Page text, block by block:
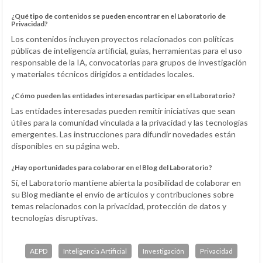
¿Qué tipo de contenidos se pueden encontrar en el Laboratorio de
Privacidad?
Los contenidos incluyen proyectos relacionados con políticas
públicas de inteligencia artificial, guías, herramientas para el uso
responsable de la IA, convocatorias para grupos de investigación
y materiales técnicos dirigidos a entidades locales.
¿Cómo pueden las entidades interesadas participar en el Laboratorio?
Las entidades interesadas pueden remitir iniciativas que sean
útiles para la comunidad vinculada a la privacidad y las tecnologías
emergentes. Las instrucciones para difundir novedades están
disponibles en su página web.
¿Hay oportunidades para colaborar en el Blog del Laboratorio?
Sí, el Laboratorio mantiene abierta la posibilidad de colaborar en
su Blog mediante el envío de artículos y contribuciones sobre
temas relacionados con la privacidad, protección de datos y
tecnologías disruptivas.
AEPD Inteligencia Artificial Investigación Privacidad